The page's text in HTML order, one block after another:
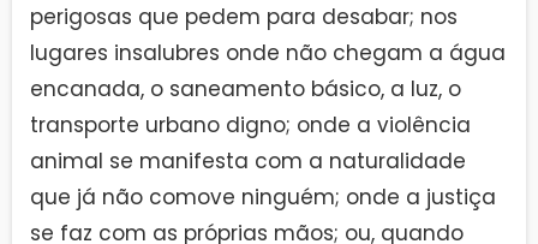
perigosas que pedem para desabar; nos
lugares insalubres onde não chegam a água
encanada, o saneamento básico, a luz, o
transporte urbano digno; onde a violência
animal se manifesta com a naturalidade
que já não comove ninguém; onde a justiça
se faz com as próprias mãos; ou, quando